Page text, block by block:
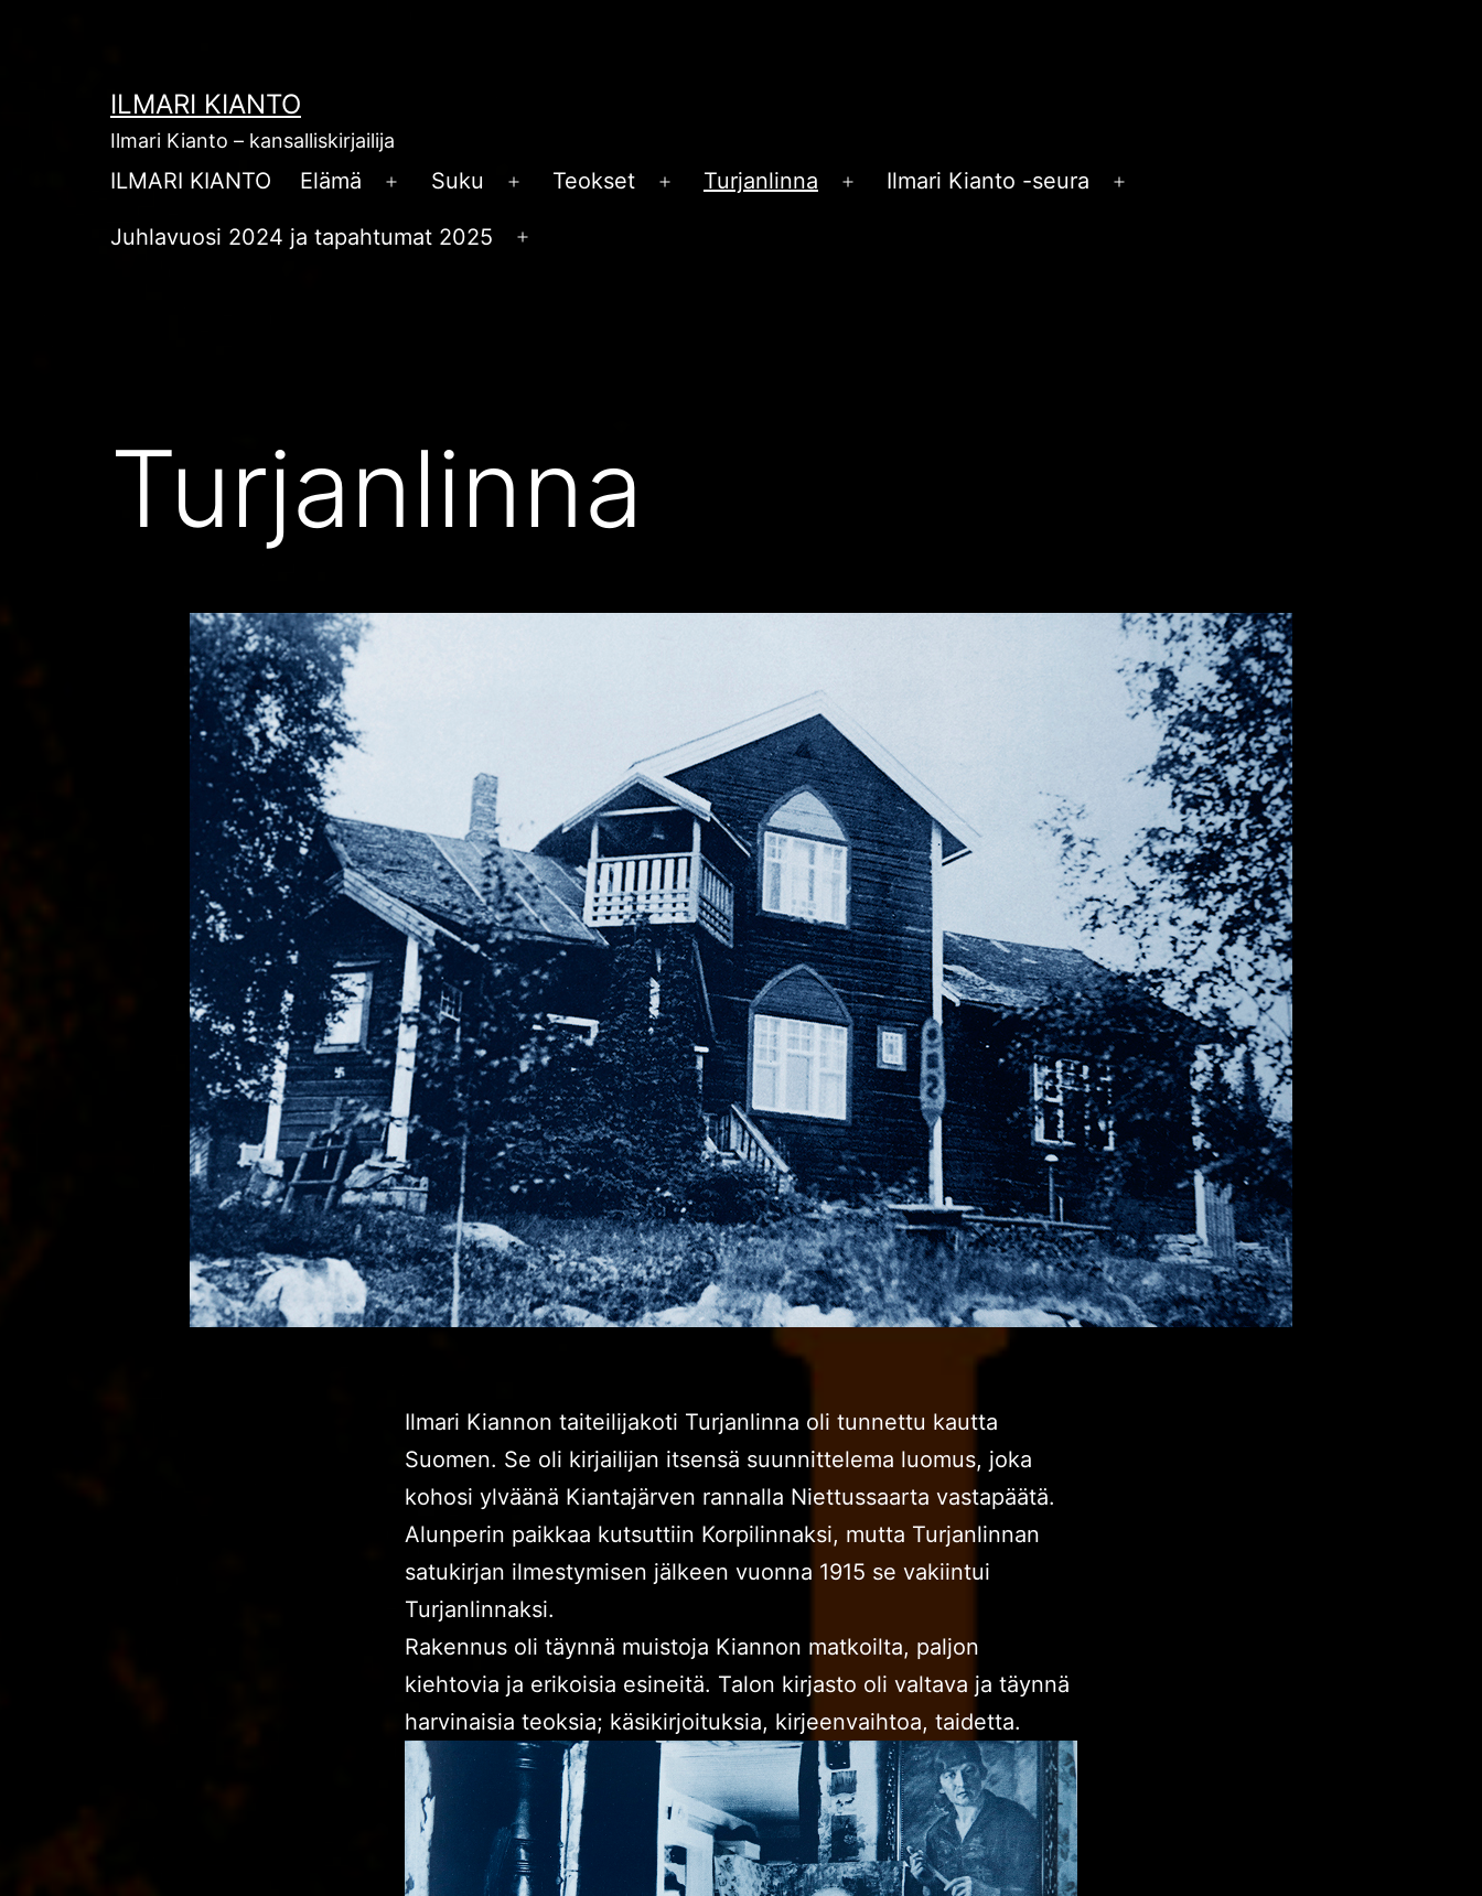
ILMARI KIANTO
Ilmari Kianto – kansalliskirjailija
ILMARI KIANTO Elämä
Avaa
valikko
Suku
Avaa
valikko
Teokset
Avaa
Turjanlinna
Avaa
Ilmari Kianto -seura
Juhlavuosi 2024 ja tapahtumat 2025
Turjanlinna
Ilmari Kiannon taiteilijakoti Turjanlinna oli tunnettu kautta
Suomen. Se oli kirjailijan itsensä suunnittelema luomus, joka
kohosi ylväänä Kiantajärven rannalla Niettussaarta vastapäätä.
Alunperin paikkaa kutsuttiin Korpilinnaksi, mutta Turjanlinnan
satukirjan ilmestymisen jälkeen vuonna 1915 se vakiintui
Turjanlinnaksi.
Rakennus oli täynnä muistoja Kiannon matkoilta, paljon
kiehtovia ja erikoisia esineitä. Talon kirjasto oli valtava ja täynnä
harvinaisia teoksia; käsikirjoituksia, kirjeenvaihtoa, taidetta.